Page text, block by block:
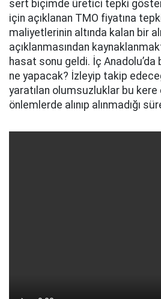
sert biçimde üretici tepki
için açıklanan TMO fiyatına
maliyetlerinin altında kalan bir
açıklanmasından
hasat sonu geldi. İç Anadolu’da
ne yapacak? İzleyip takip
yaratılan olumsuzluklar bu
önlemlerde alınıp alınmadığı